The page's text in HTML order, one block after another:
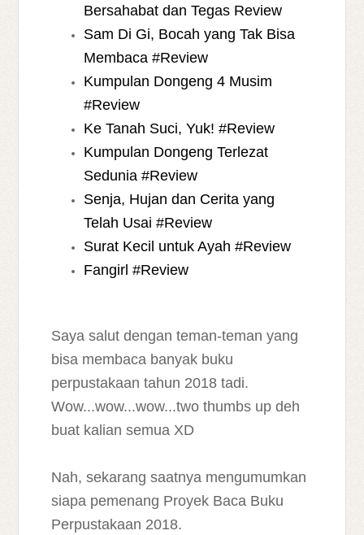
Bersahabat dan Tegas Review
Sam Di Gi, Bocah yang Tak Bisa
Membaca #Review
Kumpulan Dongeng 4 Musim
#Review
Ke Tanah Suci, Yuk! #Review
Kumpulan Dongeng Terlezat
Sedunia #Review
Senja, Hujan dan Cerita yang
Telah Usai #Review
Surat Kecil untuk Ayah #Review
Fangirl #Review
Saya salut dengan teman-teman yang
bisa membaca banyak buku
perpustakaan tahun 2018 tadi.
Wow...wow...wow...two thumbs up deh
buat kalian semua XD
Nah, sekarang saatnya mengumumkan
siapa pemenang Proyek Baca Buku
Perpustakaan 2018.